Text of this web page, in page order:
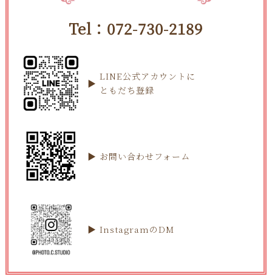
Tel：072-730-2189
LINE公式アカウントに
ともだち登録
お問い合わせフォーム
InstagramのDM